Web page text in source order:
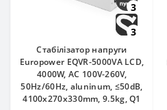
3
3
Стабілізатор напруги
Europower EQVR-5000VA LCD,
4000W, AC 100V-260V,
50Hz/60Hz, aluninum, ≤50dB,
4100x270x330mm, 9.5kg, Q1